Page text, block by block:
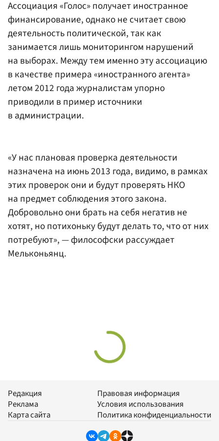
Ассоциация «Голос» получает иностранное
финансирование, однако не считает свою
деятельность политической, так как
занимается лишь мониторингом нарушений
на выборах. Между тем именно эту ассоциацию
в качестве примера «иностранного агента»
летом 2012 года журналистам упорно
приводили в пример источники
в администрации.
«У нас плановая проверка деятельности
назначена на июнь 2013 года, видимо, в рамках
этих проверок они и будут проверять НКО
на предмет соблюдения этого закона.
Добровольно они брать на себя негатив не
хотят, но потихоньку будут делать то, что от них
потребуют», — философски рассуждает
Мельконьянц.
Редакция
Реклама
Карта сайта
Правовая информация
Условия использования
Политика конфиденциальности